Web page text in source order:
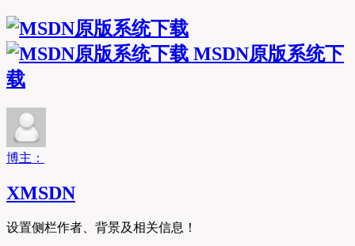
MSDN原版系统下
载
博主：
XMSDN
设置侧栏作者、背景及相关信息！